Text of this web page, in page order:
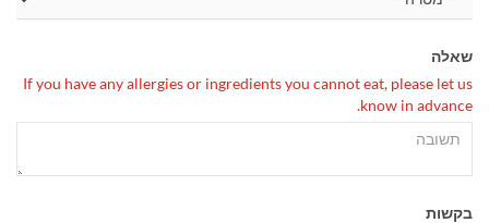
שאלה
If you have any allergies or ingredients you cannot eat, please let us
know in advance.
בקשות